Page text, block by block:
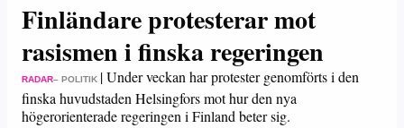
Finländare protesterar mot
rasismen i finska regeringen
RADAR– POLITIK |Under veckan har protester genomförts i den
finska huvudstaden Helsingfors mot hur den nya
högerorienterade regeringen i Finland beter sig.